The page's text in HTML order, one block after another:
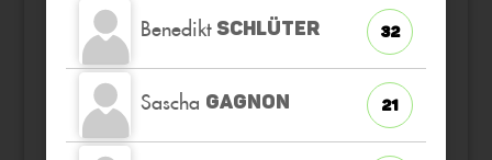
Benedikt SCHLÜTER 32
Sascha GAGNON 21